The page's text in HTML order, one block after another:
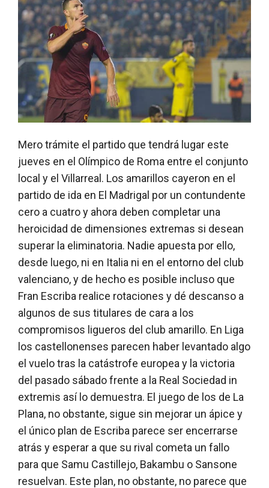
Mero trámite el partido que tendrá lugar este
jueves en el Olímpico de Roma entre el conjunto
local y el Villarreal. Los amarillos cayeron en el
partido de ida en El Madrigal por un contundente
cero a cuatro y ahora deben completar una
heroicidad de dimensiones extremas si desean
superar la eliminatoria. Nadie apuesta por ello,
desde luego, ni en Italia ni en el entorno del club
valenciano, y de hecho es posible incluso que
Fran Escriba realice rotaciones y dé descanso a
algunos de sus titulares de cara a los
compromisos ligueros del club amarillo. En Liga
los castellonenses parecen haber levantado algo
el vuelo tras la catástrofe europea y la victoria
del pasado sábado frente a la Real Sociedad in
extremis así lo demuestra. El juego de los de La
Plana, no obstante, sigue sin mejorar un ápice y
el único plan de Escriba parece ser encerrarse
atrás y esperar a que su rival cometa un fallo
para que Samu Castillejo, Bakambu o Sansone
resuelvan. Este plan, no obstante, no parece que